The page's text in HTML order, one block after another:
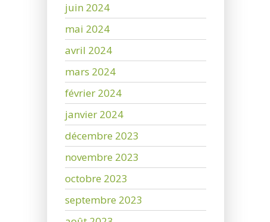
juin 2024
mai 2024
avril 2024
mars 2024
février 2024
janvier 2024
décembre 2023
novembre 2023
octobre 2023
septembre 2023